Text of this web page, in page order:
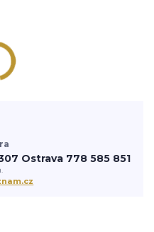
Ostrava 778 585 851